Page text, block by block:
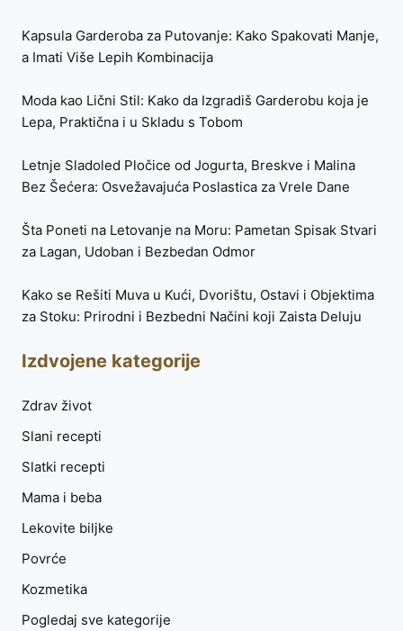
Kapsula Garderoba za Putovanje: Kako Spakovati Manje,
a Imati Više Lepih Kombinacija
Moda kao Lični Stil: Kako da Izgradiš Garderobu koja je
Lepa, Praktična i u Skladu s Tobom
Letnje Sladoled Pločice od Jogurta, Breskve i Malina
Bez Šećera: Osvežavajuća Poslastica za Vrele Dane
Šta Poneti na Letovanje na Moru: Pametan Spisak Stvari
za Lagan, Udoban i Bezbedan Odmor
Kako se Rešiti Muva u Kući, Dvorištu, Ostavi i Objektima
za Stoku: Prirodni i Bezbedni Načini koji Zaista Deluju
Izdvojene kategorije
Zdrav život
Slani recepti
Slatki recepti
Mama i beba
Lekovite biljke
Povrće
Kozmetika
Pogledaj sve kategorije